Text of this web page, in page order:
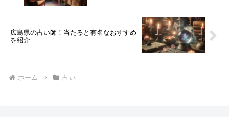
広島県の占い師！当たると有名なおすすめ
を紹介
ホーム 占い